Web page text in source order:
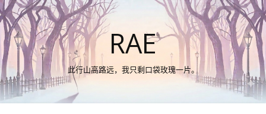
RAE
此行山高路远，我只剩口袋玫瑰一片。